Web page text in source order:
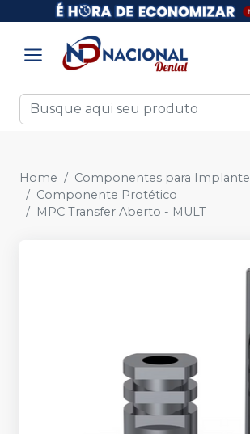
Home
Componentes para Implante
Componente Protético
MPC Transfer Aberto - MULT